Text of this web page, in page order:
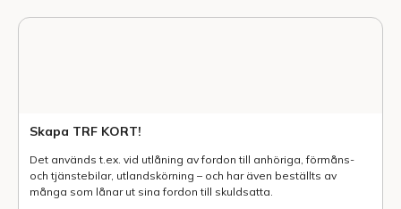
Skapa TRF KORT!
Det används t.ex. vid utlåning av fordon till anhöriga, förmåns-
och tjänstebilar, utlands­körning – och har även beställts av
många som lånar ut sina fordon till skuldsatta.